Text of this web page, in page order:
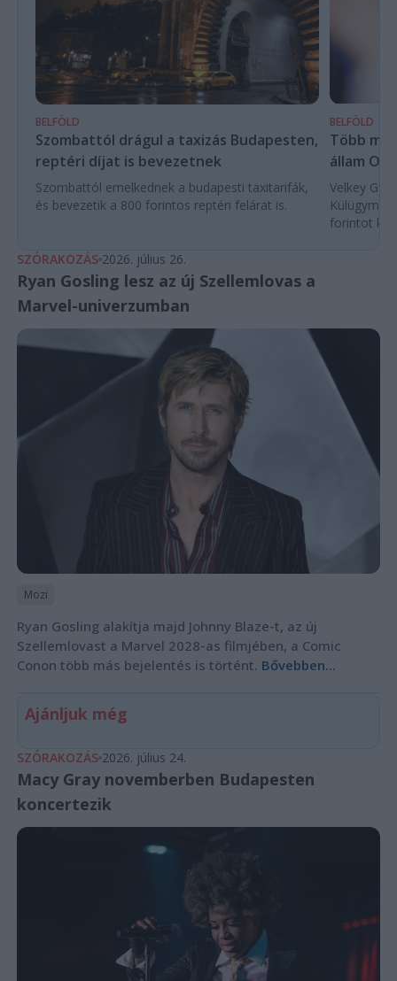
BELFÖLD
Szombattól drágul a taxizás Budapesten,
reptéri díjat is bevezetnek
Szombattól emelkednek a budapesti taxitarifák,
és bevezetik a 800 forintos reptéri felárat is.
BELFÖLD
Több
állam
Velkey
forintot
SZÓRAKOZÁS 2026. július 26.
Ryan Gosling lesz az új Szellemlovas a
Marvel-univerzumban
Mozi
Ryan Gosling alakítja majd Johnny Blaze-t, az új
Szellemlovast a Marvel 2028-as filmjében, a Comic
Conon több más bejelentés is történt. Bővebben...
Ajánljuk még
SZÓRAKOZÁS 2026. július 24.
Macy Gray novemberben Budapesten
koncertezik